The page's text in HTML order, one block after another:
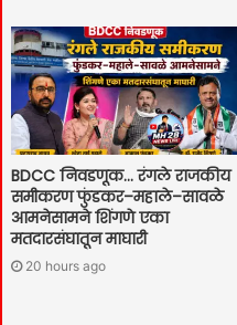
BDCC निवडणूक… रंगले राजकीय
समीकरण फुंडकर–महाले–सावळे
आमनेसामने शिंगणे एका
मतदारसंघातून माघारी
20 hours ago